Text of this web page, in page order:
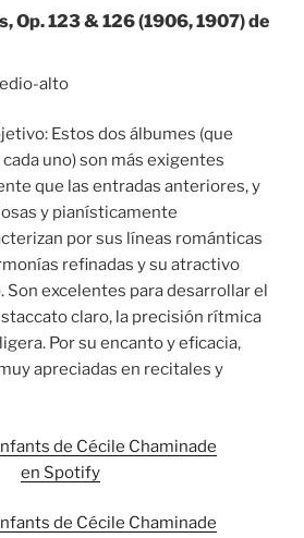
Op. 123 & 126 (1906, 1907) de
alto
Estos dos álbumes (que
uno) son más exigentes
que las entradas anteriores, y
y pianísticamente
por sus líneas románticas
refinadas y su atractivo
excelentes para desarrollar el
claro, la precisión rítmica
Por su encanto y eficacia,
apreciadas en recitales y
de Cécile Chaminade
en Spotify
de Cécile Chaminade